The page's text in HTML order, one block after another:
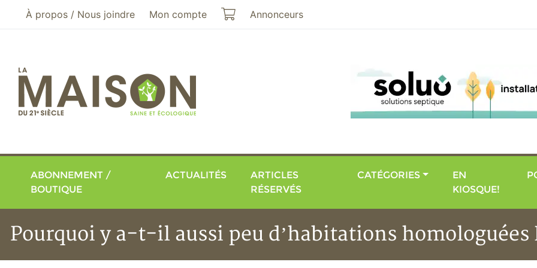
Aller au menu principal
Aller au contenu principal
À propos / Nous joindre Mon compte Mon panier
Annonceurs
ABONNEMENT /
BOUTIQUE
ACTUALITÉS
ARTICLES
RÉSERVÉS
CATÉGORIES
EN
KIOSQUE!
Pourquoi y a-t-il aussi peu d’habitations homologuées